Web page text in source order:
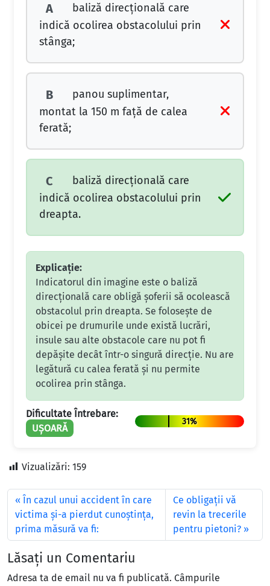
A
baliză direcţională care
indică ocolirea obstacolului prin
stânga;
B
panou suplimentar,
montat la 150 m faţă de calea
ferată;
C
baliză direcţională care
indică ocolirea obstacolului prin
dreapta.
Explicație:
Indicatorul din imagine este o baliză
direcțională care obligă șoferii să ocolească
obstacolul prin dreapta. Se folosește de
obicei pe drumurile unde există lucrări,
insule sau alte obstacole care nu pot fi
depășite decât într-o singură direcție. Nu are
legătură cu calea ferată și nu permite
ocolirea prin stânga.
Dificultate Întrebare:
UȘOARĂ
31%
Vizualizări: 159
În cazul unui accident în care
victima şi-a pierdut cunoştinţa,
prima măsură va fi:
Ce obligaţii vă
revin la trecerile
pentru pietoni?
Lăsați un Comentariu
Adresa ta de email nu va fi publicată. Câmpurile